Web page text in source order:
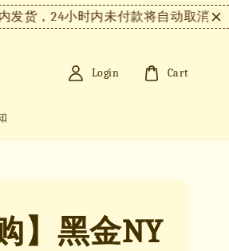
货，24小时内未付款将自动取消。【
Login Cart
】黑金NY